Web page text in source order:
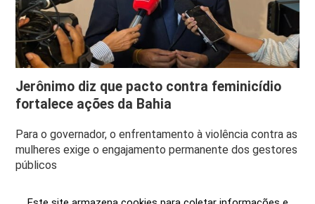
Jerônimo diz que pacto contra feminicídio
fortalece ações da Bahia
Para o governador, o enfrentamento à violência contra as
mulheres exige o engajamento permanente dos gestores
públicos